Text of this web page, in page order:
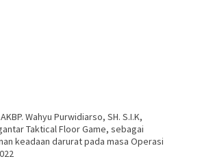
Wahyu Purwidiarso, SH. S.I.K,
Taktical Floor Game, sebagai
keadaan darurat pada masa Operasi